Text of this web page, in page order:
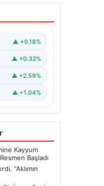
ifade
▲ +0.18%
▲ +0.32%
▲ +2.59%
▲ +1.04%
Kayyum
Başladı
“Aklımın